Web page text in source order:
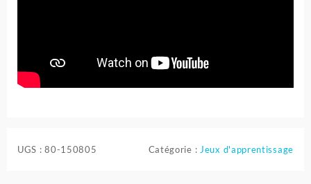
UGS :80-150805 Catégorie : Jeux d'apprentissage